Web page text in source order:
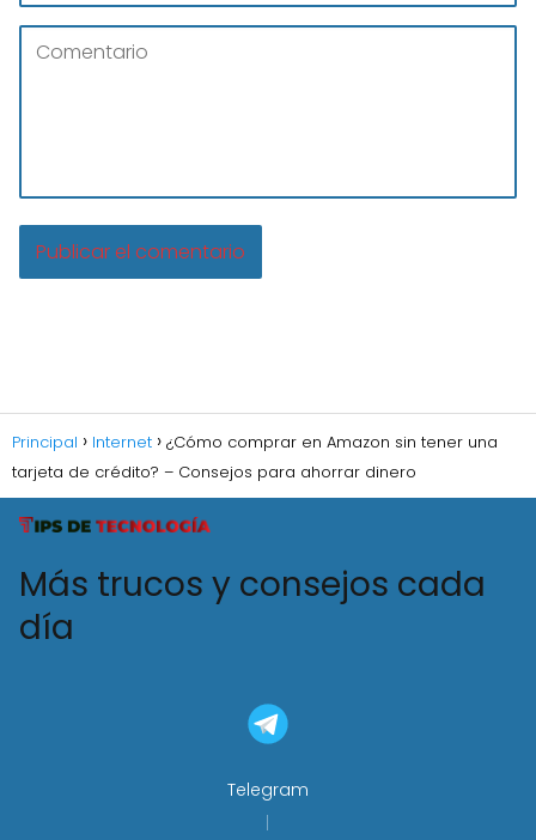
Principal Internet
¿Cómo comprar en Amazon sin tener una
tarjeta de crédito? – Consejos para ahorrar dinero
Más trucos y consejos cada
día
Telegram